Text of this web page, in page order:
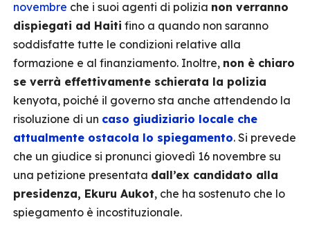
novembre che i suoi agenti di polizia non verranno
dispiegati ad Haiti fino a quando non saranno
soddisfatte tutte le condizioni relative alla
formazione e al finanziamento. Inoltre, non è chiaro
se verrà effettivamente schierata la polizia
kenyota, poiché il governo sta anche attendendo la
risoluzione di un caso giudiziario locale che
attualmente ostacola lo spiegamento. Si prevede
che un giudice si pronunci giovedì 16 novembre su
una petizione presentata dall’ex candidato alla
presidenza, Ekuru Aukot, che ha sostenuto che lo
spiegamento è incostituzionale.